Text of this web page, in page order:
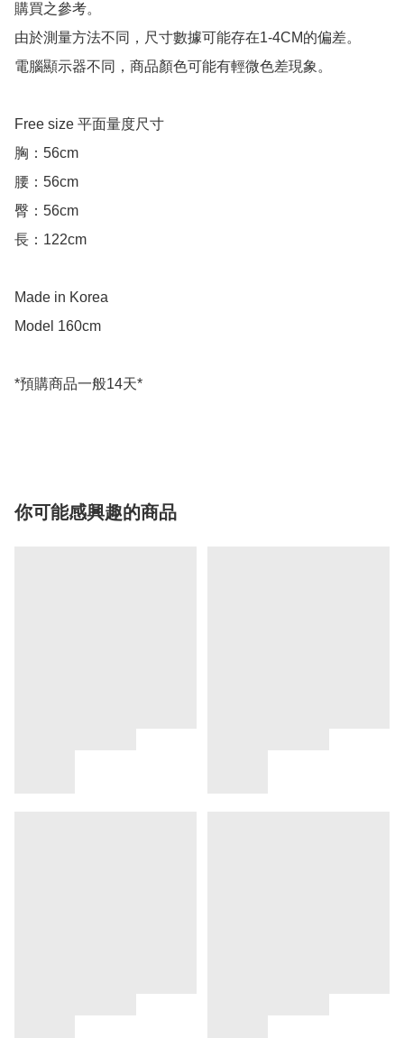
購買之參考。
由於測量方法不同，尺寸數據可能存在1-4CM的偏差。
電腦顯示器不同，商品顏色可能有輕微色差現象。
Free size 平面量度尺寸
胸：56cm
腰：56cm
臀：56cm
長：122cm
Made in Korea
Model 160cm
*預購商品一般14天*
你可能感興趣的商品